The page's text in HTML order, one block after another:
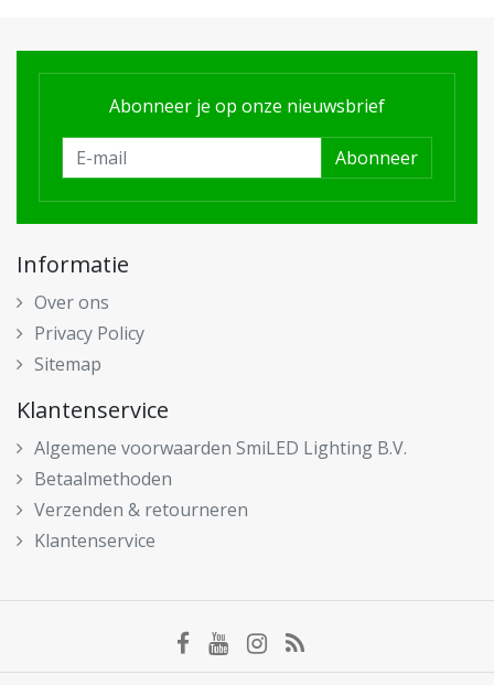
Abonneer je op onze nieuwsbrief
Abonneer
Informatie
Over ons
Privacy Policy
Sitemap
Klantenservice
Algemene voorwaarden SmiLED Lighting B.V.
Betaalmethoden
Verzenden & retourneren
Klantenservice